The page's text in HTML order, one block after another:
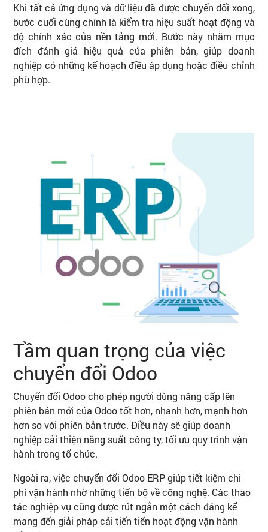
Khi tất cả ứng dụng và dữ liệu đã được chuyển đổi xong,
bước cuối cùng chính là kiểm tra hiệu suất hoạt động và
độ chính xác của nền tảng mới. Bước này nhằm mục
đích đánh giá hiệu quả của phiên bản, giúp doanh
nghiệp có những kế hoạch điều áp dụng hoặc điều chỉnh
phù hợp.
Tầm quan trọng của việc
chuyển đổi Odoo
Chuyển đổi Odoo cho phép người dùng nâng cấp lên
phiên bản mới của Odoo tốt hơn, nhanh hơn, mạnh hơn
hơn so với phiên bản trước. Điều này sẽ giúp doanh
nghiệp cải thiện năng suất công ty, tối ưu quy trình vận
hành trong tổ chức.
Ngoài ra, việc chuyển đổi Odoo ERP giúp tiết kiệm chi
phí vận hành nhờ những tiến bộ về công nghệ. Các thao
tác nghiệp vụ cũng được rút ngắn một cách đáng kể
mang đến giải pháp cải tiến tiến hoạt động vận hành